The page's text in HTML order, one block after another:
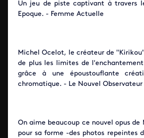
Un jeu de piste captivant à travers
Epoque. - Femme Actuelle
Michel Ocelot, le créateur de
de plus les limites de
grâce à une époustouflante
chromatique. - Le Nouvel Observateur
On aime beaucoup ce nouvel opus
pour sa forme -des photos repeintes